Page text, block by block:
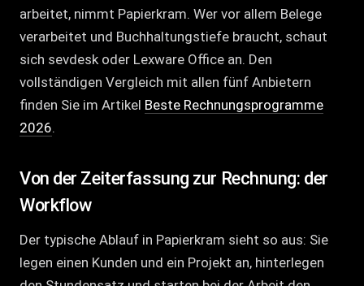
arbeitet, nimmt Papierkram. Wer vor allem Belege
verarbeitet und Buchhaltungstiefe braucht, schaut
sich sevdesk oder Lexware Office an. Den
vollständigen Vergleich mit allen fünf Anbietern
finden Sie im Artikel Beste Rechnungsprogramme
2026.
Von der Zeiterfassung zur Rechnung: der
Workflow
Der typische Ablauf in Papierkram sieht so aus: Sie
legen einen Kunden und ein Projekt an, hinterlegen